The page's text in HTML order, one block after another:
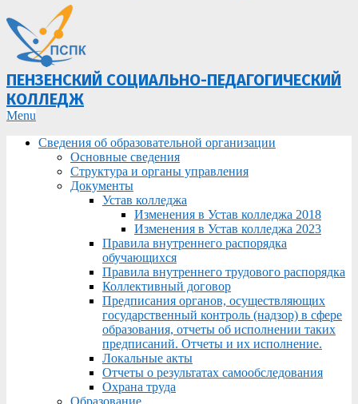
ПЕНЗЕНСКИЙ СОЦИАЛЬНО-ПЕДАГОГИЧЕСКИЙ
КОЛЛЕДЖ
Primary
Menu
Menu
Сведения об образовательной организации
Основные сведения
Структура и органы управления
Документы
Устав колледжа
Изменения в Устав колледжа 2018
Изменения в Устав колледжа 2023
Правила внутреннего распорядка
обучающихся
Правила внутреннего трудового распорядка
Коллективный договор
Предписания органов, осуществляющих
государственный контроль (надзор) в сфере
образования, отчеты об исполнении таких
предписаний. Отчеты и их исполнение.
Локальные акты
Отчеты о результатах самообследования
Охрана труда
Образование